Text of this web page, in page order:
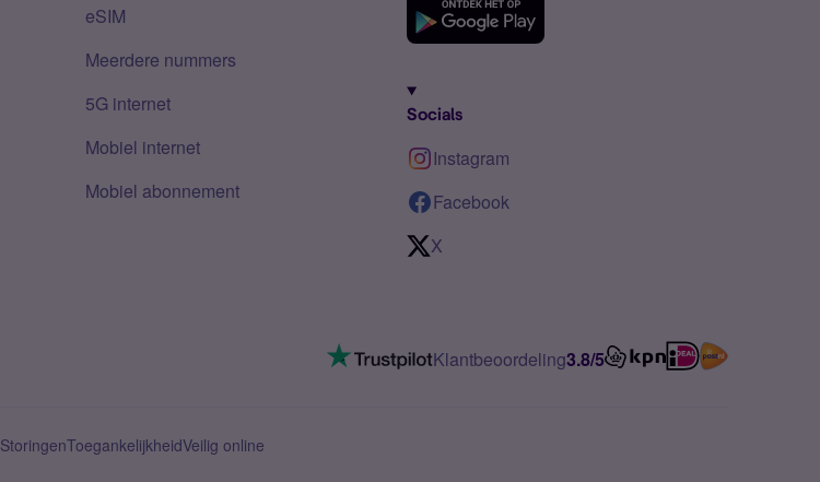
eSIM
Meerdere nummers
5G internet
Mobiel internet
Mobiel abonnement
Socials
Instagram
Facebook
X
Klantbeoordeling3.8/5
StoringenToegankelijkheidVeilig online